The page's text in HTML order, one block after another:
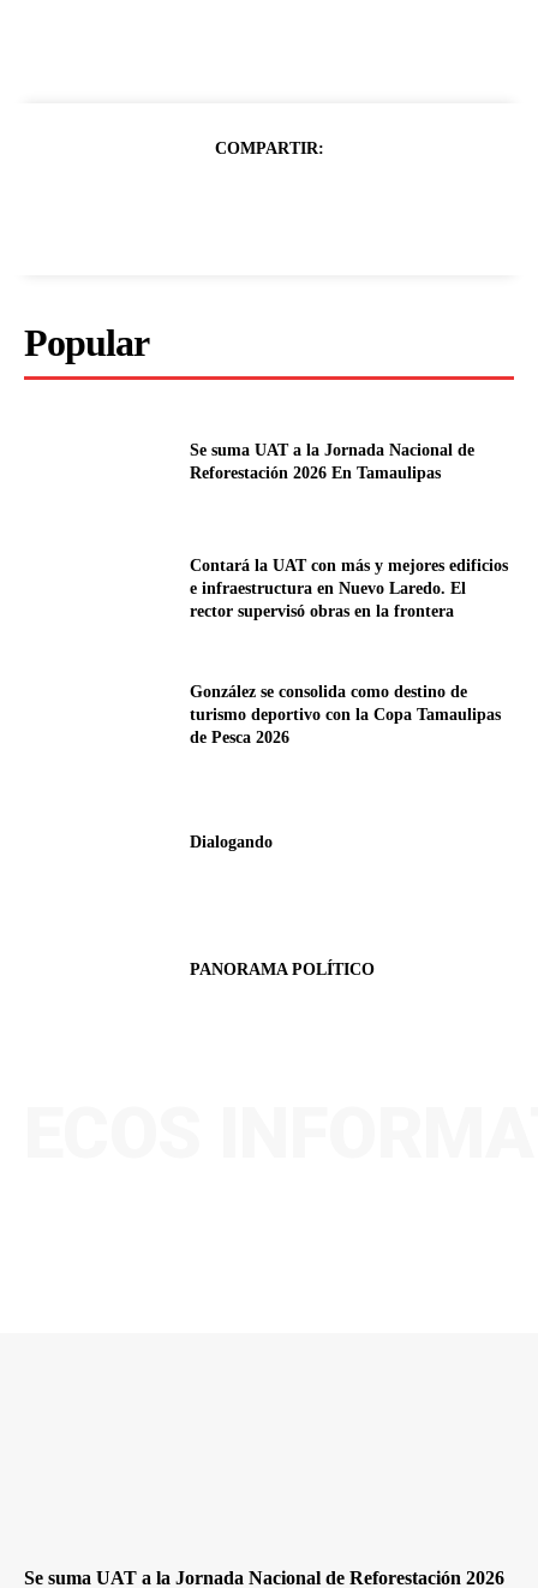
COMPARTIR:
Popular
Se suma UAT a la Jornada Nacional de
Reforestación 2026 En Tamaulipas
Contará la UAT con más y mejores edificios
e infraestructura en Nuevo Laredo. El
rector supervisó obras en la frontera
González se consolida como destino de
turismo deportivo con la Copa Tamaulipas
de Pesca 2026
Dialogando
PANORAMA POLÍTICO
Se suma UAT a la Jornada Nacional de Reforestación 2026